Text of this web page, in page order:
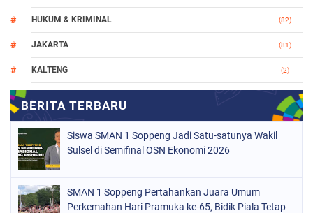
HUKUM & KRIMINAL (82)
JAKARTA (81)
KALTENG (2)
(147)
NASIONAL (1021)
ORGANISASI
PERISTIWA
POLITIK
Siswa SMAN 1 Soppeng Jadi Satu-satunya Wakil
Sulsel di Semifinal OSN Ekonomi 2026
SMAN 1 Soppeng Pertahankan Juara Umum
Perkemahan Hari Pramuka ke-65, Bidik Piala Tetap